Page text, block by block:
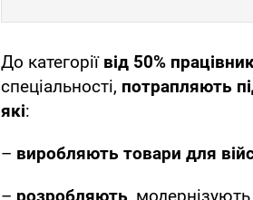
До категорії від 50%
спеціальності, потрапляють
які:
– виробляють товари для